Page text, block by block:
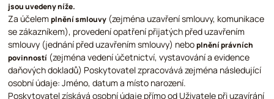
jsou uvedeny níže.
Za účelemplnění smlouvy (zejména uzavření smlouvy, komunikace
se zákazníkem), provedení opatření přijatých před uzavřením
smlouvy (jednání před uzavřením smlouvy) neboplnění právních
povinností (zejména vedení účetnictví, vystavování a evidence
daňových dokladů) Poskytovatel zpracovává zejména následující
osobní údaje: Jméno, datum a místo narození.
Poskytovatel získává osobní údaje přímo od Uživatele při uzavírání